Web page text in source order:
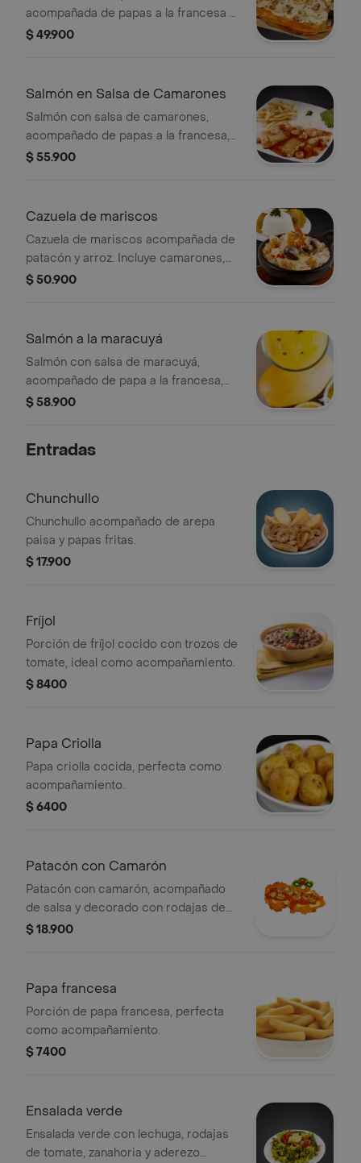
acompañada de papas a la francesa y
ensalada fresca.
$ 49.900
Salmón en Salsa de Camarones
Salmón con salsa de camarones,
acompañado de papas a la francesa,
arroz y aguacate.
$ 55.900
Cazuela de mariscos
Cazuela de mariscos acompañada de
patacón y arroz. Incluye camarones,
almejas y calamares.
$ 50.900
Salmón a la maracuyá
Salmón con salsa de maracuyá,
acompañado de papa a la francesa,
arroz y aguacate.
$ 58.900
Entradas
Chunchullo
Chunchullo acompañado de arepa
paisa y papas fritas.
$ 17.900
Fríjol
Porción de fríjol cocido con trozos de
tomate, ideal como acompañamiento.
$ 8400
Papa Criolla
Papa criolla cocida, perfecta como
acompañamiento.
$ 6400
Patacón con Camarón
Patacón con camarón, acompañado
de salsa y decorado con rodajas de
kiwi y cereza.
$ 18.900
Papa francesa
Porción de papa francesa, perfecta
como acompañamiento.
$ 7400
Ensalada verde
Ensalada verde con lechuga, rodajas
de tomate, zanahoria y aderezo